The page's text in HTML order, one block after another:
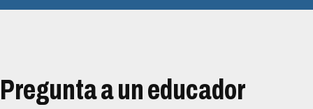
Pregunta a un educador